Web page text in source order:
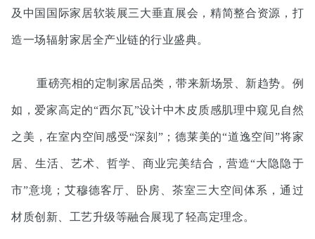
及中国国际家居软装展三大垂直展会，精简整合资源，打
造一场辐射家居全产业链的行业盛典。
重磅亮相的定制家居品类，带来新场景、新趋势。例
如，爱家高定的“西尔瓦”设计中木皮质感肌理中窥见自然
之美，在室内空间感受“深刻”；德莱美的“道逸空间”将家
居、生活、艺术、哲学、商业完美结合，营造“大隐隐于
市”意境；艾穆德客厅、卧房、茶室三大空间体系，通过
材质创新、工艺升级等融合展现了轻高定理念。